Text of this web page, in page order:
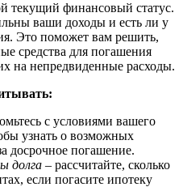
текущий финансовый статус.
ваши доходы и есть ли у
Это поможет вам решить,
средства для погашения
на непредвиденные расходы.
с условиями вашего
узнать о возможных
досрочное погашение.
долга – рассчитайте, сколько
если погасите ипотеку